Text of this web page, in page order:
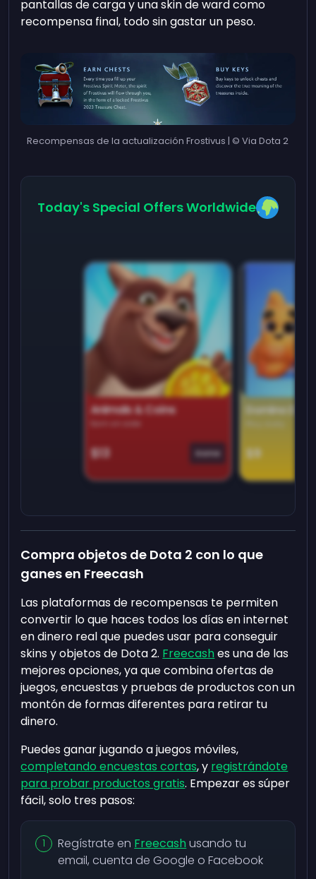
pantallas de carga y una skin de ward como
recompensa final, todo sin gastar un peso.
Recompensas de la actualización Frostivus | © Via Dota 2
Today's Special Offers Worldwide
Animals & Coins
Earn on side
$13 Game
Domino
$9
Compra objetos de Dota 2 con lo que
ganes en Freecash
Las plataformas de recompensas te permiten
convertir lo que haces todos los días en internet
en dinero real que puedes usar para conseguir
skins y objetos de Dota 2. Freecashes una de las
mejores opciones, ya que combina ofertas de
juegos, encuestas y pruebas de productos con un
montón de formas diferentes para retirar tu
dinero.
Puedes ganar jugando a juegos móviles,
completando encuestas cortas, y registrándote
para probar productos gratis. Empezar es súper
fácil, solo tres pasos:
Regístrate en Freecashusando tu
email, cuenta de Google o Facebook